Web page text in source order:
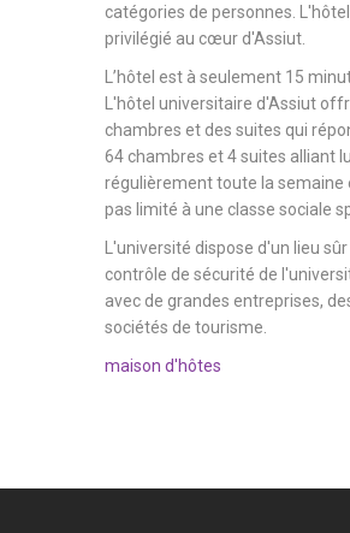
catégories de personnes.
privilégié au cœur d'Assiut.
L’hôtel est à seulement 15
L'hôtel universitaire d'Assiut
chambres et des suites qui
64 chambres et 4 suites alliant
régulièrement toute la semaine
pas limité à une classe sociale
L'université dispose d'un lieu
contrôle de sécurité de
avec de grandes entreprises,
sociétés de tourisme.
maison d'hôtes